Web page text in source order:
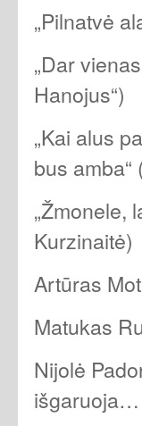
„Pilnatvė
„Dar
Hanojus“)
„Kai alus
bus
„Žmonele,
Kurzinaitė)
Artūras
Matukas
Nijolė
išgaruoja…